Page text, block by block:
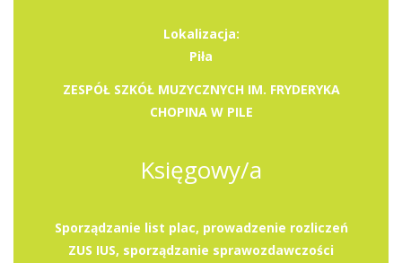
Lokalizacja:
Piła
ZESPÓŁ SZKÓŁ MUZYCZNYCH IM. FRYDERYKA
CHOPINA W PILE
Księgowy/a
Sporządzanie list plac, prowadzenie rozliczeń
ZUS IUS, sporządzanie sprawozdawczości